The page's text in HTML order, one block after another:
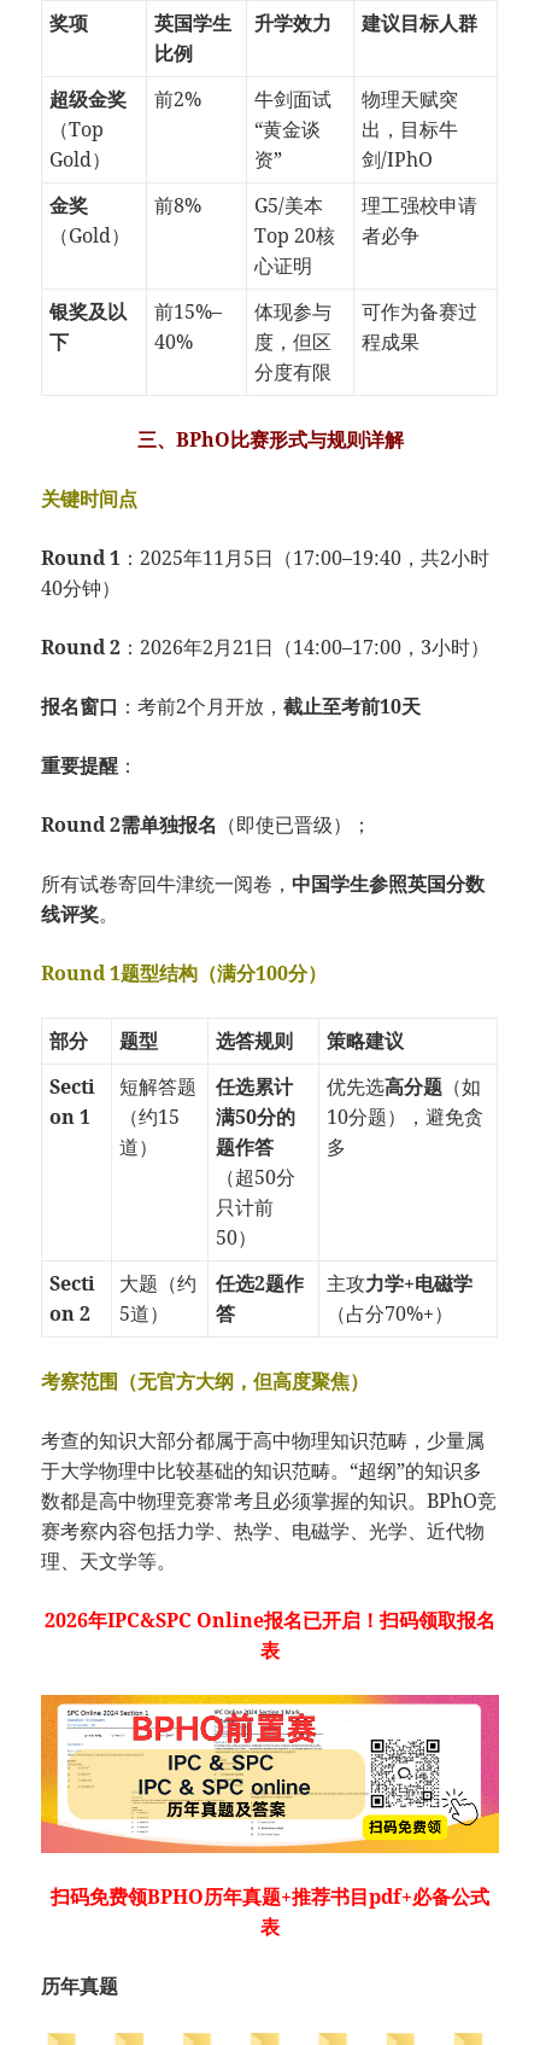
奖项
英国学生
比例
升学效力 建议目标人群
超级金奖
（Top
Gold）
前2%
牛剑面试
“黄金谈
资”
物理天赋突
出，目标牛
剑/IPhO
金奖
（Gold）
前8%
G5/美本
Top 20核
心证明
理工强校申请
者必争
银奖及以
下
前15%–
40%
体现参与
度，但区
分度有限
可作为备赛过
程成果
三、BPhO比赛形式与规则详解
关键时间点
Round 1 ：2025年11月5日（17:00–19:40，共2小时
40分钟）
Round 2 ：2026年2月21日（14:00–17:00，3小时）
报名窗口 ：考前2个月开放，截止至考前10天
重要提醒 ：
Round 2需单独报名 （即使已晋级）；
所有试卷寄回牛津统一阅卷， 中国学生参照英国分数
线评奖。
Round 1题型结构（满分100分）
部分 题型 选答规则
策略建议
Secti
on 1
短解答题
（约15
道）
任选累计
满50分的
题作答
（超50分
只计前
50）
优先选高分题 （如
10分题），避免贪
多
Secti
on 2
大题（约
5道）
任选2题作
答
主攻力学+电磁学
（占分70%+）
考察范围（无官方大纲，但高度聚焦）
考查的知识大部分都属于高中物理知识范畴，少量属
于大学物理中比较基础的知识范畴。“超纲”的知识多
数都是高中物理竞赛常考且必须掌握的知识。BPhO竞
赛考察内容包括力学、热学、电磁学、光学、近代物
理、天文学等。
2026年IPC&SPC Online报名已开启 ！扫码领取报名
表
扫码免费领BPHO历年真题+推荐书目pdf+必备公式
表
历年真题